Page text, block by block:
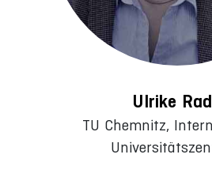
Ulrike
TU Chemnitz,